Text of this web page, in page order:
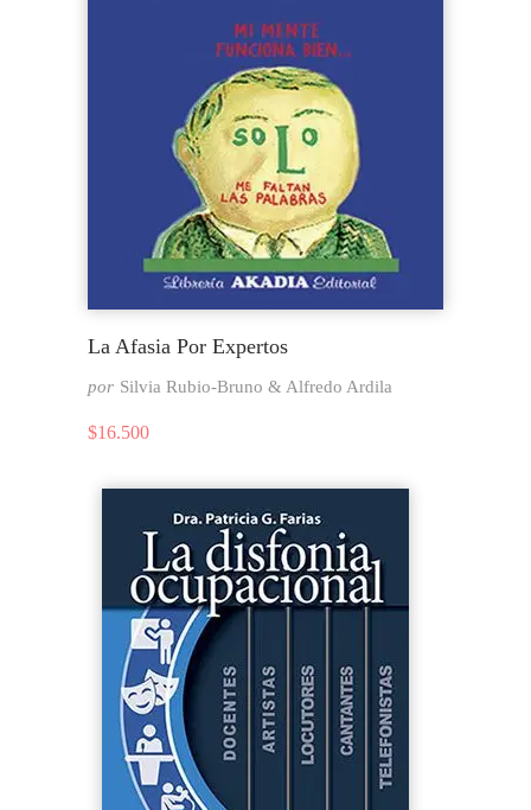
La Afasia Por Expertos
por Silvia Rubio-Bruno & Alfredo Ardila
$16.500